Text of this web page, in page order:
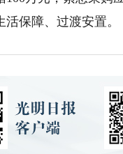
保障、过渡安置。